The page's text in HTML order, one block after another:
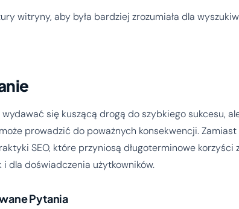
witryny, aby była bardziej zrozumiała dla
wydawać się kuszącą drogą do szybkiego sukcesu,
prowadzić do poważnych konsekwencji.
SEO, które przyniosą długoterminowe
i dla doświadczenia użytkowników.
Pytania